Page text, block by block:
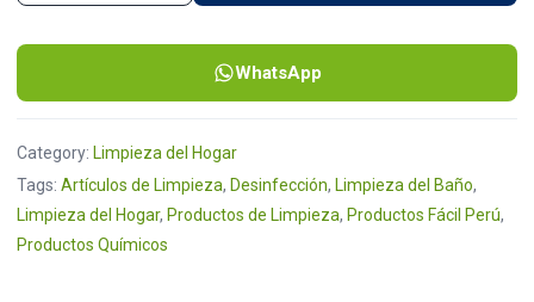
WhatsApp
Category: Limpieza del Hogar
Tags: Artículos de Limpieza, Desinfección, Limpieza del Baño,
Limpieza del Hogar, Productos de Limpieza, Productos Fácil Perú,
Productos Químicos